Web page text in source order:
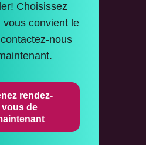
Choisissez
vous convient le
nous
rendez-
vous de